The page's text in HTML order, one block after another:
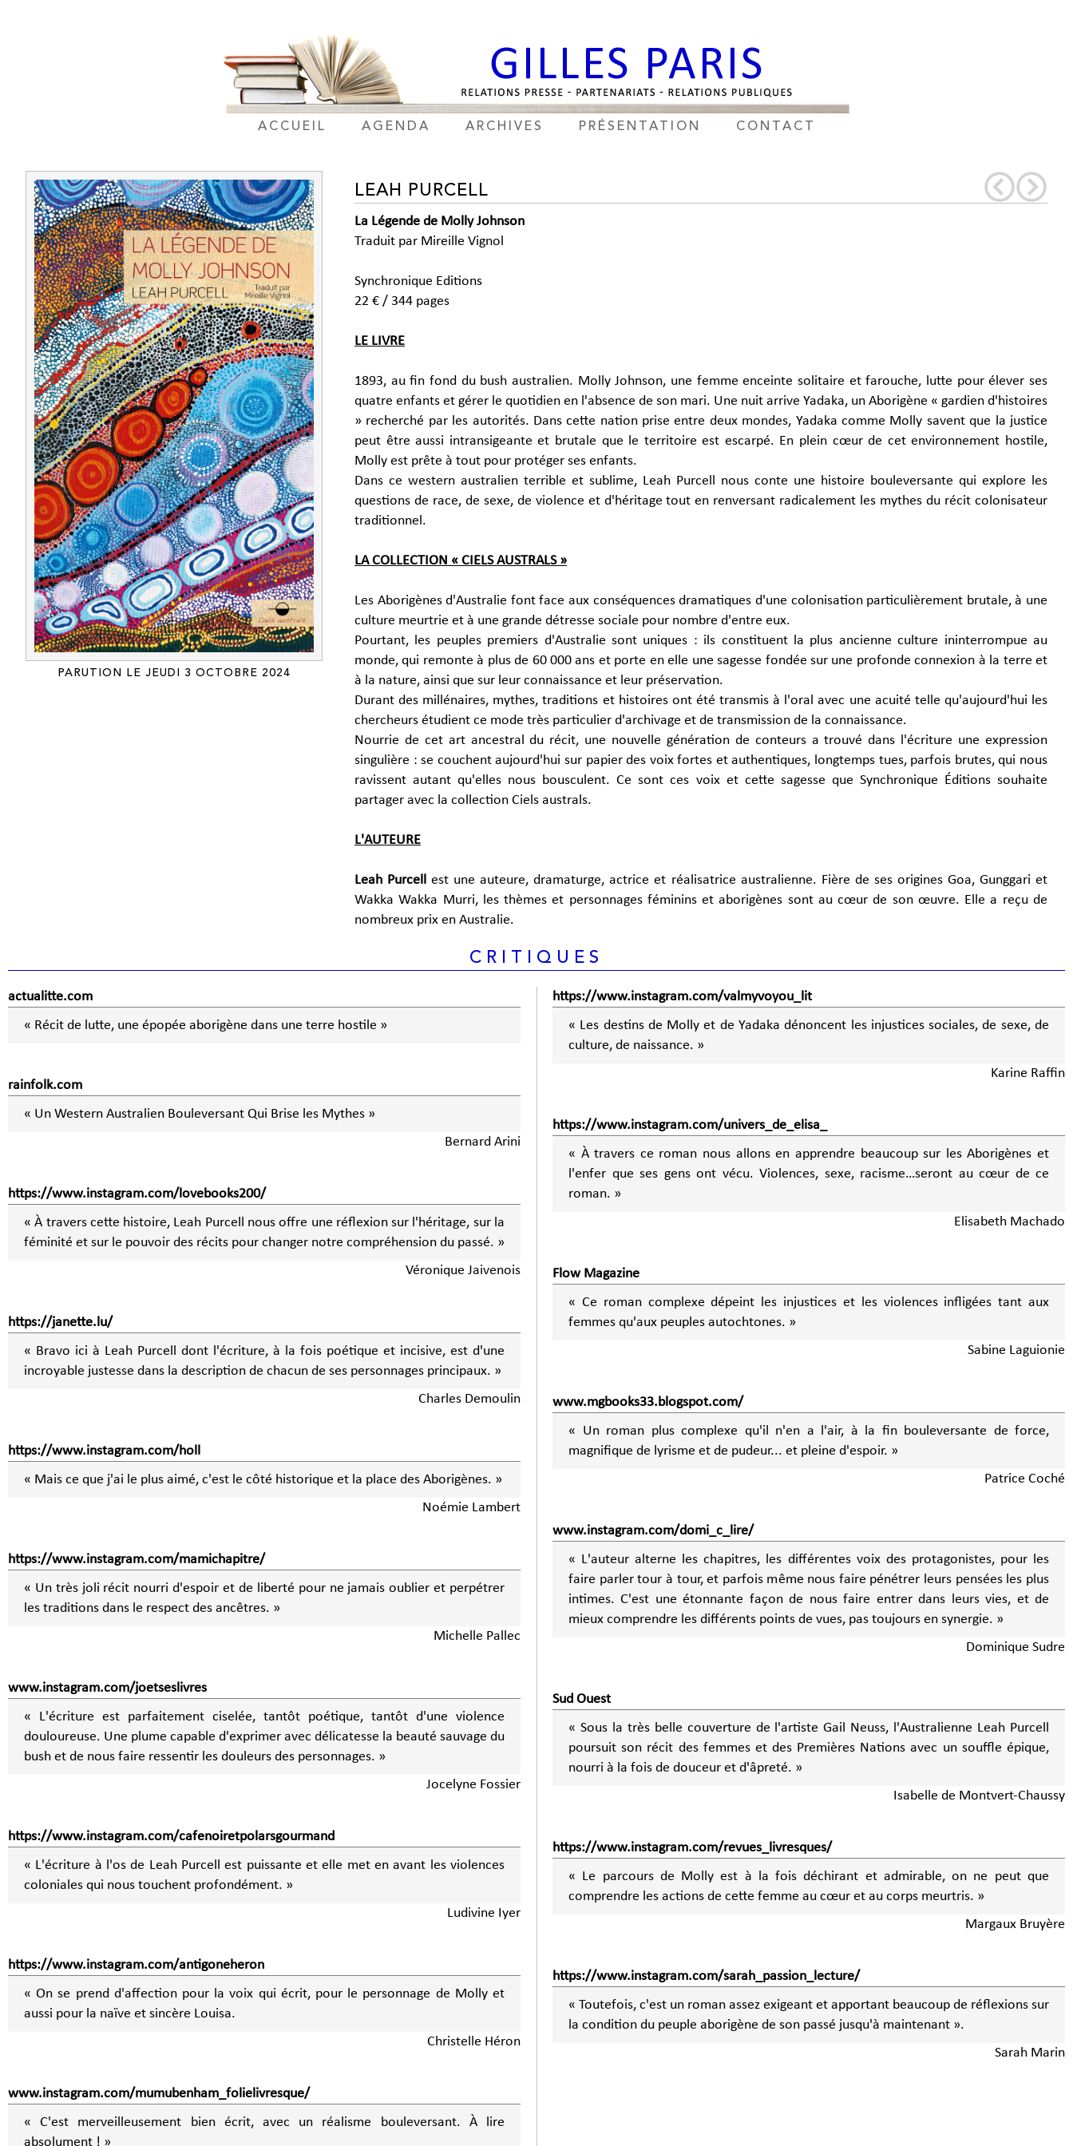
ACCUEIL AGENDA ARCHIVES PRÉSENTATION CONTACT
PARUTION LE JEUDI 3 OCTOBRE 2024
LEAH PURCELL
La Légende de Molly Johnson
Traduit par Mireille Vignol
Synchronique Editions
22 € / 344 pages
LE LIVRE
1893, au fin fond du bush australien. Molly Johnson, une femme enceinte solitaire et farouche, lutte pour élever ses
quatre enfants et gérer le quotidien en l'absence de son mari. Une nuit arrive Yadaka, un Aborigène « gardien d'histoires
» recherché par les autorités. Dans cette nation prise entre deux mondes, Yadaka comme Molly savent que la justice
peut être aussi intransigeante et brutale que le territoire est escarpé. En plein cœur de cet environnement hostile,
Molly est prête à tout pour protéger ses enfants.
Dans ce western australien terrible et sublime, Leah Purcell nous conte une histoire bouleversante qui explore les
questions de race, de sexe, de violence et d'héritage tout en renversant radicalement les mythes du récit colonisateur
traditionnel.
LA COLLECTION « CIELS AUSTRALS »
Les Aborigènes d'Australie font face aux conséquences dramatiques d'une colonisation particulièrement brutale, à une
culture meurtrie et à une grande détresse sociale pour nombre d'entre eux.
Pourtant, les peuples premiers d'Australie sont uniques : ils constituent la plus ancienne culture ininterrompue au
monde, qui remonte à plus de 60 000 ans et porte en elle une sagesse fondée sur une profonde connexion à la terre et
à la nature, ainsi que sur leur connaissance et leur préservation.
Durant des millénaires, mythes, traditions et histoires ont été transmis à l'oral avec une acuité telle qu'aujourd'hui les
chercheurs étudient ce mode très particulier d'archivage et de transmission de la connaissance.
Nourrie de cet art ancestral du récit, une nouvelle génération de conteurs a trouvé dans l'écriture une expression
singulière : se couchent aujourd'hui sur papier des voix fortes et authentiques, longtemps tues, parfois brutes, qui nous
ravissent autant qu'elles nous bousculent. Ce sont ces voix et cette sagesse que Synchronique Éditions souhaite
partager avec la collection Ciels australs.
L'AUTEURE
Leah Purcell est une auteure, dramaturge, actrice et réalisatrice australienne. Fière de ses origines Goa, Gunggari et
Wakka Wakka Murri, les thèmes et personnages féminins et aborigènes sont au cœur de son œuvre. Elle a reçu de
nombreux prix en Australie.
CRITIQUES
actualitte.com
« Récit de lutte, une épopée aborigène dans une terre hostile »
rainfolk.com
« Un Western Australien Bouleversant Qui Brise les Mythes »
Bernard Arini
https://www.instagram.com/lovebooks200/
« À travers cette histoire, Leah Purcell nous offre une réflexion sur l'héritage, sur la
féminité et sur le pouvoir des récits pour changer notre compréhension du passé. »
Véronique Jaivenois
https://janette.lu/
« Bravo ici à Leah Purcell dont l'écriture, à la fois poétique et incisive, est d'une
incroyable justesse dans la description de chacun de ses personnages principaux. »
Charles Demoulin
https://www.instagram.com/holl
« Mais ce que j'ai le plus aimé, c'est le côté historique et la place des Aborigènes. »
Noémie Lambert
https://www.instagram.com/mamichapitre/
« Un très joli récit nourri d'espoir et de liberté pour ne jamais oublier et perpétrer
les traditions dans le respect des ancêtres. »
Michelle Pallec
www.instagram.com/joetseslivres
« L'écriture est parfaitement ciselée, tantôt poétique, tantôt d'une violence
douloureuse. Une plume capable d'exprimer avec délicatesse la beauté sauvage du
bush et de nous faire ressentir les douleurs des personnages. »
Jocelyne Fossier
https://www.instagram.com/cafenoiretpolarsgourmand
« L'écriture à l'os de Leah Purcell est puissante et elle met en avant les violences
coloniales qui nous touchent profondément. »
Ludivine Iyer
https://www.instagram.com/antigoneheron
« On se prend d'affection pour la voix qui écrit, pour le personnage de Molly et
aussi pour la naïve et sincère Louisa.
Christelle Héron
www.instagram.com/mumubenham_folielivresque/
« C'est merveilleusement bien écrit, avec un réalisme bouleversant. À lire
absolument ! »
https://www.instagram.com/valmyvoyou_lit
« Les destins de Molly et de Yadaka dénoncent les injustices sociales, de sexe, de
culture, de naissance. »
Karine Raffin
https://www.instagram.com/univers_de_elisa_
« À travers ce roman nous allons en apprendre beaucoup sur les Aborigènes et
l'enfer que ses gens ont vécu. Violences, sexe, racisme…seront au cœur de ce
roman. »
Elisabeth Machado
Flow Magazine
« Ce roman complexe dépeint les injustices et les violences infligées tant aux
femmes qu'aux peuples autochtones. »
Sabine Laguionie
www.mgbooks33.blogspot.com/
« Un roman plus complexe qu'il n'en a l'air, à la fin bouleversante de force,
magnifique de lyrisme et de pudeur... et pleine d'espoir. »
Patrice Coché
www.instagram.com/domi_c_lire/
« L'auteur alterne les chapitres, les différentes voix des protagonistes, pour les
faire parler tour à tour, et parfois même nous faire pénétrer leurs pensées les plus
intimes. C'est une étonnante façon de nous faire entrer dans leurs vies, et de
mieux comprendre les différents points de vues, pas toujours en synergie. »
Dominique Sudre
Sud Ouest
« Sous la très belle couverture de l'artiste Gail Neuss, l'Australienne Leah Purcell
poursuit son récit des femmes et des Premières Nations avec un souffle épique,
nourri à la fois de douceur et d'âpreté. »
Isabelle de Montvert-Chaussy
https://www.instagram.com/revues_livresques/
« Le parcours de Molly est à la fois déchirant et admirable, on ne peut que
comprendre les actions de cette femme au cœur et au corps meurtris. »
Margaux Bruyère
https://www.instagram.com/sarah_passion_lecture/
« Toutefois, c'est un roman assez exigeant et apportant beaucoup de réflexions sur
la condition du peuple aborigène de son passé jusqu'à maintenant ».
Sarah Marin